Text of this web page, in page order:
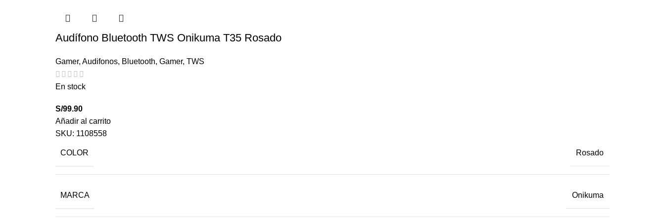
Audífono Bluetooth TWS Onikuma T35 Rosado
Gamer, Audifonos, Bluetooth, Gamer, TWS
En stock
S/99.90
Añadir al carrito
SKU: 1108558
COLOR Rosado
MARCA Onikuma